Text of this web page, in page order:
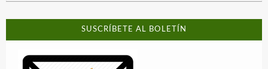
SUSCRÍBETE AL BOLETÍN